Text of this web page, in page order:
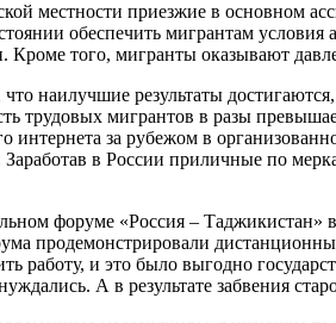
местности приезжие в основном
обеспечить мигрантам
Кроме того, мигранты оказывают
наилучшие результаты
трудовых мигрантов в разы
интернета за рубежом в
в России приличные по
форуме «Россия – Таджикистан»
продемонстрировали
работу, и это было выгодно
А в результате забвения